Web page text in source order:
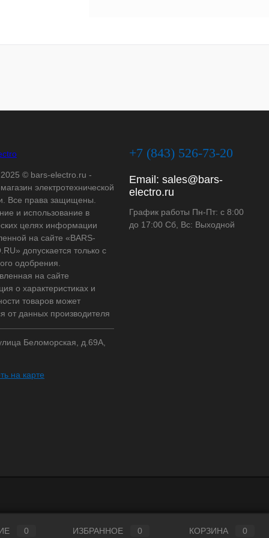
© bars-electro.ru -
электротехнической
Все права защищены.
и использование в
целях информации
на сайте «BARS-
допускается только с
одобрения.
на сайте
о характеристиках и
товаров может
от данных производителя
Беломорская, д.69А,
на карте
+7 (843) 526-73-20
Email: sales@bars-
electro.ru
График работы Пн-Пт: с 8:00
до 17:00 Сб, Вс: Выходной
0 ИЗБРАННОЕ 0 КОРЗИНА 0